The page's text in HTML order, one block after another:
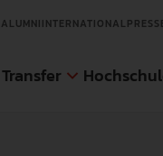
Transfer
ALUMNIINTERNATIONAL